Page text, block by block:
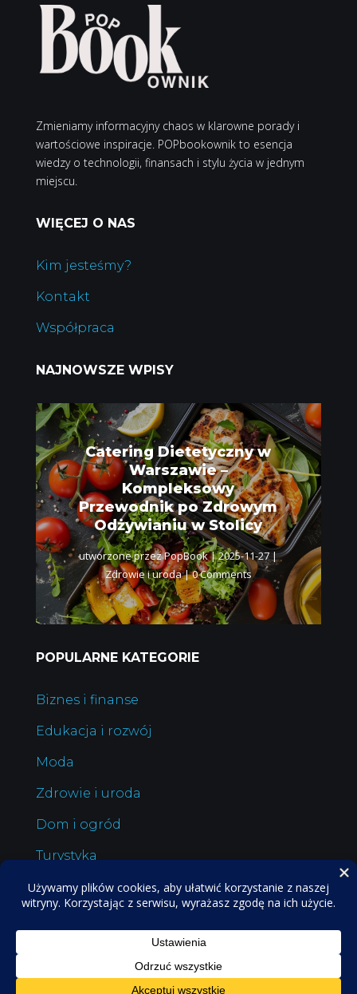
Zmieniamy informacyjny chaos w klarowne porady i
wartościowe inspiracje. POPbookownik to esencja
wiedzy o technologii, finansach i stylu życia w jednym
miejscu.
WIĘCEJ O NAS
Kim jesteśmy?
Kontakt
Współpraca
NAJNOWSZE WPISY
Catering Dietetyczny w
Warszawie –
Kompleksowy
Przewodnik po Zdrowym
Odżywianiu w Stolicy
utworzone przezPopBook|2025-11-27|
Zdrowie i uroda| 0 Comments
POPULARNE KATEGORIE
Biznes i finanse
Edukacja i rozwój
Moda
Zdrowie i uroda
Dom i ogród
Turystyka